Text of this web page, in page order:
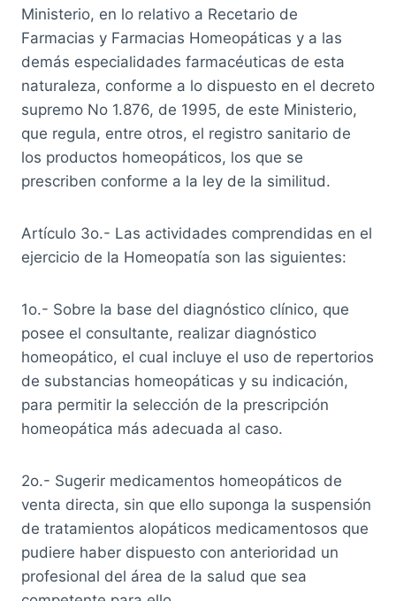
Ministerio, en lo relativo a Recetario de
Farmacias y Farmacias Homeopáticas y a las
demás especialidades farmacéuticas de esta
naturaleza, conforme a lo dispuesto en el decreto
supremo No 1.876, de 1995, de este Ministerio,
que regula, entre otros, el registro sanitario de
los productos homeopáticos, los que se
prescriben conforme a la ley de la similitud.
Artículo 3o.- Las actividades comprendidas en el
ejercicio de la Homeopatía son las siguientes:
1o.- Sobre la base del diagnóstico clínico, que
posee el consultante, realizar diagnóstico
homeopático, el cual incluye el uso de repertorios
de substancias homeopáticas y su indicación,
para permitir la selección de la prescripción
homeopática más adecuada al caso.
2o.- Sugerir medicamentos homeopáticos de
venta directa, sin que ello suponga la suspensión
de tratamientos alopáticos medicamentosos que
pudiere haber dispuesto con anterioridad un
profesional del área de la salud que sea